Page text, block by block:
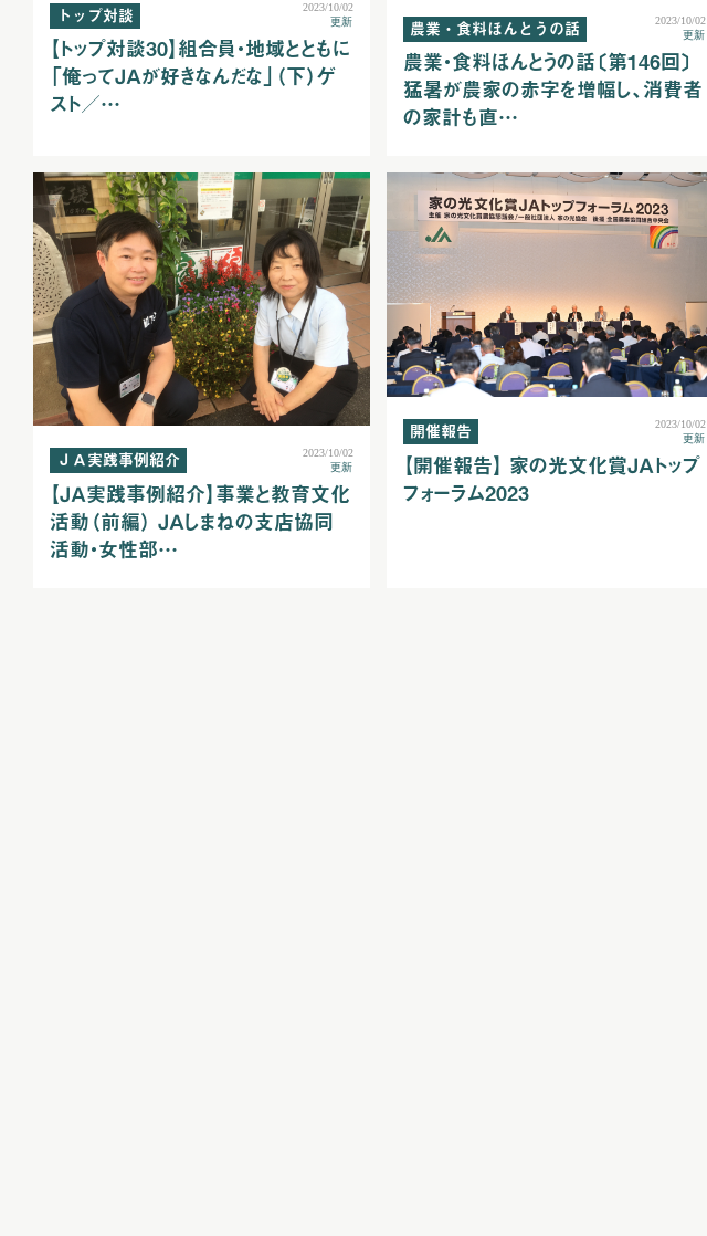
トップ対談
2023/10/02
更新
【トップ対談30】組合員・地域とともに
「俺ってＪＡが好きなんだな」（下）ゲ
スト／…
農業・食料ほんとうの話
2023/10/02
更新
農業・食料ほんとうの話〔第146回〕
猛暑が農家の赤字を増幅し、消費者
の家計も直…
ＪＡ実践事例紹介
2023/10/02
更新
【ＪＡ実践事例紹介】事業と教育文化
活動（前編） ＪＡしまねの支店協同
活動・女性部…
開催報告
2023/10/02
更新
【開催報告】 家の光文化賞ＪＡトップ
フォーラム2023